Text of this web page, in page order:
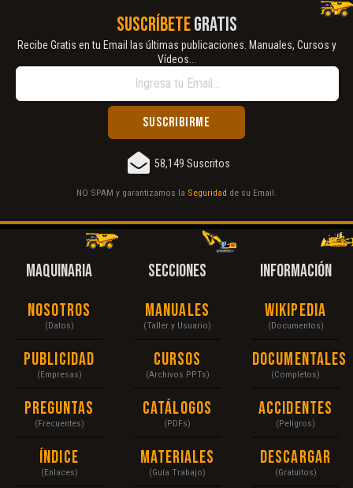
SUSCRÍBETEGRATIS
Recibe Gratis en tu Email las últimas publicaciones. Manuales, Cursos y
Vídeos...
58,149 Suscritos
NO SPAM y garantizamos la Seguridad de su Email.
MAQUINARIA
Nosotros
(Datos)
Publicidad
(Empresas)
Preguntas
(Frecuentes)
Índice
(Enlaces)
SECCIONES
Manuales
(Taller y Usuario)
Cursos
(Archivos PPTs)
Catálogos
(PDFs)
Materiales
(Guía Trabajo)
INFORMACIÓN
Wikipedia
(Documentos)
Documentales
(Completos)
Accidentes
(Peligros)
Descargar
(Gratuitos)